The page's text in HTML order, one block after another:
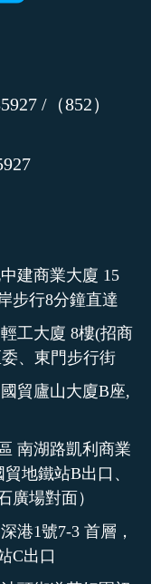
/（852）
建商業大廈 15
步行8分鐘直達
工大廈 8樓(招商
、東門步行街
貿廬山大廈B座,
南湖路凱利商業
地鐵站B出口、
廣場對面）
港1號7-3 首層，
C出口